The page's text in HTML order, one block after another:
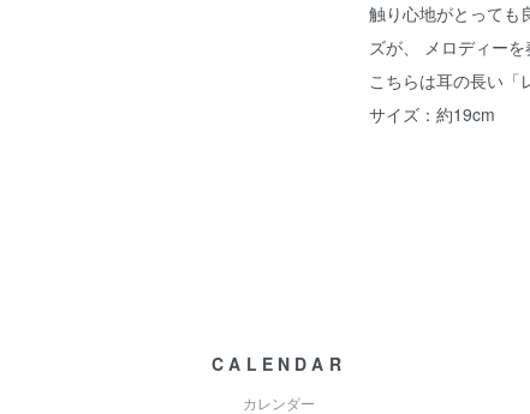
触り心地がとっても
ズが、 メロディー
こちらは耳の長い「
サイズ：約19cm
CALENDAR
カレンダー